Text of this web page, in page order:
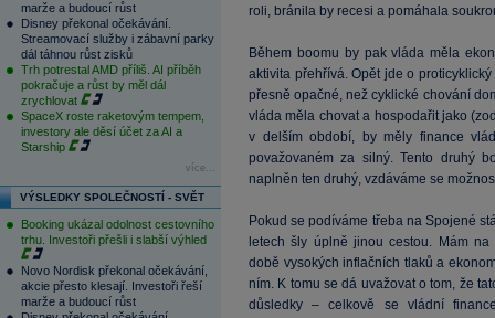
marže a budoucí růst
Disney překonal očekávání.
Streamovací služby i zábavní parky
dál táhnou růst zisků
Trh potrestal AMD příliš. AI příběh
pokračuje a růst by měl dál
zrychlovat
SpaceX roste raketovým tempem,
investory ale děsí účet za AI a
Starship
více...
VÝSLEDKY SPOLEČNOSTÍ - SVĚT
Booking ukázal odolnost cestovního
trhu. Investoři přešli i slabší výhled
Novo Nordisk překonal očekávání,
akcie přesto klesají. Investoři řeší
marže a budoucí růst
roli, bránila by recesi a pomáhala
Během boomu by pak vláda měla
aktivita přehřívá. Opět jde o
přesně opačné, než cyklické chování
vláda měla chovat a hospodařit jako
v delším období, by měly finance
považovaném za silný. Tento druhý
naplněn ten druhý, vzdáváme se
Pokud se podíváme třeba na Spojené
letech šly úplně jinou cestou. Mám
době vysokých inflačních tlaků a
ním. K tomu se dá uvažovat o tom, že
důsledky – celkově se vládní